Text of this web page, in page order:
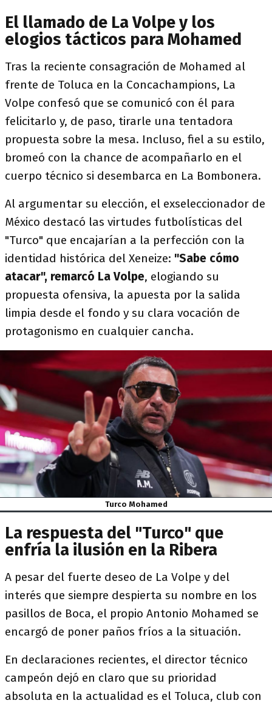
El llamado de La Volpe y los
elogios tácticos para Mohamed
Tras la reciente consagración de Mohamed al
frente de Toluca en la Concachampions, La
Volpe confesó que se comunicó con él para
felicitarlo y, de paso, tirarle una tentadora
propuesta sobre la mesa. Incluso, fiel a su estilo,
bromeó con la chance de acompañarlo en el
cuerpo técnico si desembarca en La Bombonera.
Al argumentar su elección, el exseleccionador de
México destacó las virtudes futbolísticas del
"Turco" que encajarían a la perfección con la
identidad histórica del Xeneize: "Sabe cómo
atacar", remarcó La Volpe, elogiando su
propuesta ofensiva, la apuesta por la salida
limpia desde el fondo y su clara vocación de
protagonismo en cualquier cancha.
Turco Mohamed
La respuesta del "Turco" que
enfría la ilusión en la Ribera
A pesar del fuerte deseo de La Volpe y del
interés que siempre despierta su nombre en los
pasillos de Boca, el propio Antonio Mohamed se
encargó de poner paños fríos a la situación.
En declaraciones recientes, el director técnico
campeón dejó en claro que su prioridad
absoluta en la actualidad es el Toluca, club con